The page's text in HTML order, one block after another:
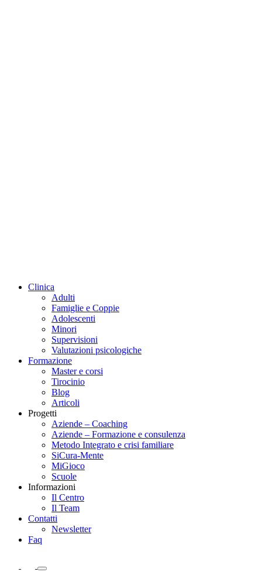
Clinica
Adulti
Famiglie e Coppie
Adolescenti
Minori
Supervisioni
Valutazioni psicologiche
Formazione
Master e corsi
Tirocinio
Blog
Articoli
Progetti
Aziende – Coaching
Aziende – Formazione e consulenza
Metodo Integrato e crisi familiare
SiCura-Mente
MiGioco
Scuole
Informazioni
Il Centro
Il Team
Contatti
Newsletter
Faq